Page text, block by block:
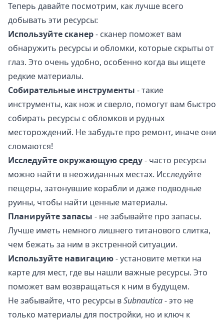
Теперь давайте посмотрим, как лучше всего
добывать эти ресурсы:
Используйте сканер- сканер поможет вам
обнаружить ресурсы и обломки, которые скрыты от
глаз. Это очень удобно, особенно когда вы ищете
редкие материалы.
Собирательные инструменты - такие
инструменты, как нож и сверло, помогут вам быстро
собирать ресурсы с обломков и рудных
месторождений. Не забудьте про ремонт, иначе они
сломаются!
Исследуйте окружающую среду- часто ресурсы
можно найти в неожиданных местах. Исследуйте
пещеры, затонувшие корабли и даже подводные
руины, чтобы найти ценные материалы.
Планируйте запасы - не забывайте про запасы.
Лучше иметь немного лишнего титанового слитка,
чем бежать за ним в экстренной ситуации.
Используйте навигацию- установите метки на
карте для мест, где вы нашли важные ресурсы. Это
поможет вам возвращаться к ним в будущем.
Не забывайте, что ресурсы вSubnautica- это не
только материалы для постройки, но и ключ к